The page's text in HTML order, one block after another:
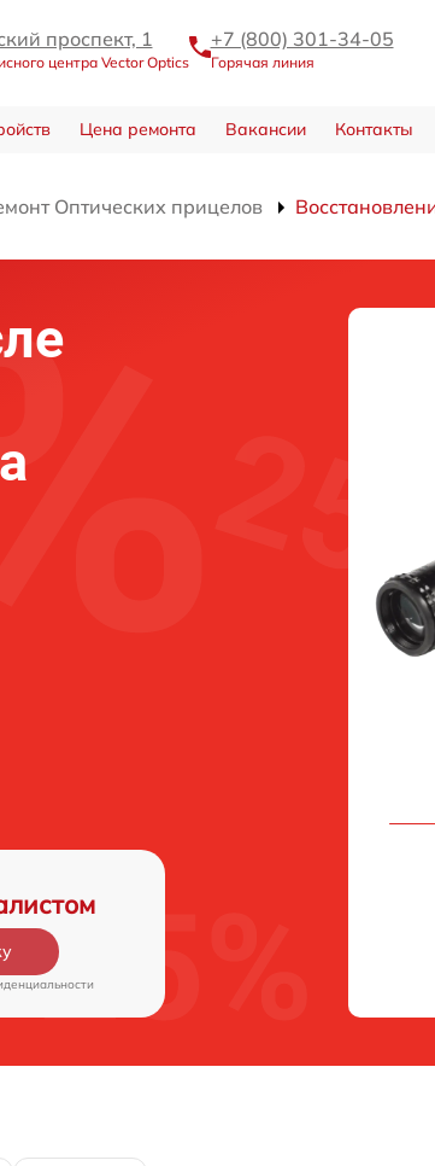
проспект, 1
центра Vector Optics
+7 (800) 301-34-05
Горячая линия
Цена ремонта Вакансии Контакты
Оптических прицелов